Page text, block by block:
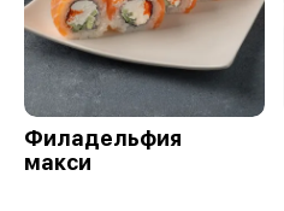
Филадельфия
макси